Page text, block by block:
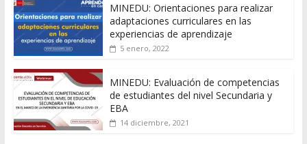
MINEDU: Orientaciones para realizar
adaptaciones curriculares en las
experiencias de aprendizaje
5 enero, 2022
MINEDU: Evaluación de competencias
de estudiantes del nivel Secundaria y
EBA
14 diciembre, 2021